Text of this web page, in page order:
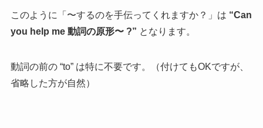
このように「〜するのを手伝ってくれますか？」は “Can
you help me 動詞の原形〜 ?” となります。
動詞の前の “to” は特に不要です。（付けてもOKですが、
省略した方が自然）